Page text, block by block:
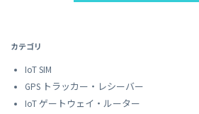
カテゴリ
IoT SIM
GPS トラッカー・レシーバー
IoT ゲートウェイ・ルーター